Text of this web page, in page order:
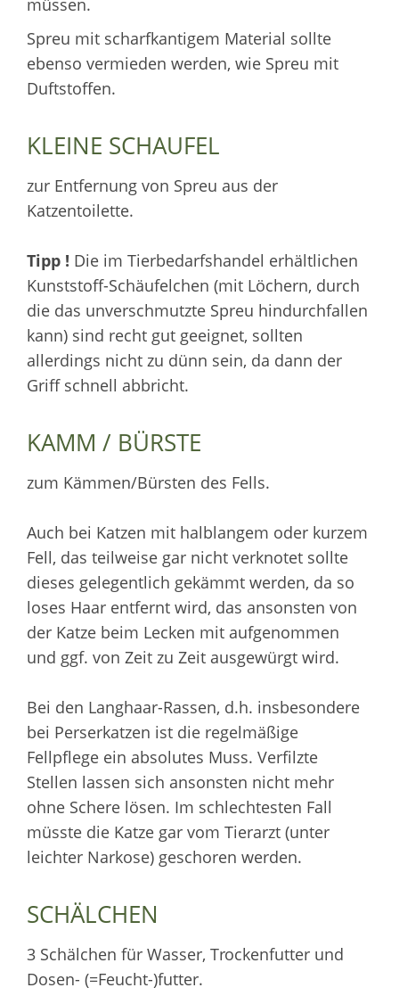
müssen.
Spreu mit scharfkantigem Material sollte
ebenso vermieden werden, wie Spreu mit
Duftstoffen.
KLEINE SCHAUFEL
zur Entfernung von Spreu aus der
Katzentoilette.
Tipp ! Die im Tierbedarfshandel erhältlichen
Kunststoff-Schäufelchen (mit Löchern, durch
die das unverschmutzte Spreu hindurchfallen
kann) sind recht gut geeignet, sollten
allerdings nicht zu dünn sein, da dann der
Griff schnell abbricht.
KAMM / BÜRSTE
zum Kämmen/Bürsten des Fells.
Auch bei Katzen mit halblangem oder kurzem
Fell, das teilweise gar nicht verknotet sollte
dieses gelegentlich gekämmt werden, da so
loses Haar entfernt wird, das ansonsten von
der Katze beim Lecken mit aufgenommen
und ggf. von Zeit zu Zeit ausgewürgt wird.
Bei den Langhaar-Rassen, d.h. insbesondere
bei Perserkatzen ist die regelmäßige
Fellpflege ein absolutes Muss. Verfilzte
Stellen lassen sich ansonsten nicht mehr
ohne Schere lösen. Im schlechtesten Fall
müsste die Katze gar vom Tierarzt (unter
leichter Narkose) geschoren werden.
SCHÄLCHEN
3 Schälchen für Wasser, Trockenfutter und
Dosen- (=Feucht-)futter.